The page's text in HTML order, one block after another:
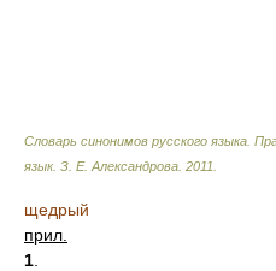
Словарь синонимов русского языка.
язык. З. Е. Александрова 2011
щедрый
прил.
1